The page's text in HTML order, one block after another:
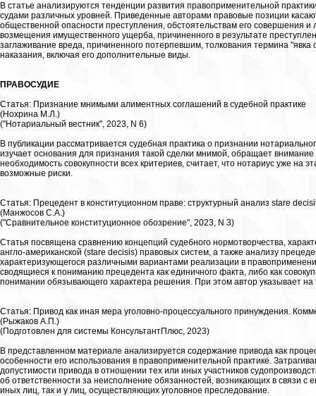
В статье анализируются тенденции развития правоприменительной
судами различных уровней. Приведенные авторами правовые позиции
общественной опасности преступления, обстоятельствам его совершения и
возмещения имущественного ущерба, причиненного в результате
заглаживание вреда, причиненного потерпевшим, толкования термина
наказания, включая его дополнительные виды.
ПРАВОСУДИЕ
Статья: Признание мнимыми алиментных соглашений в судебной практике
(Нохрина М.Л.)
("Нотариальный вестник", 2023, N 6)
В публикации рассматривается судебная практика о признании
изучает основания для признания такой сделки мнимой, обращает
необходимость совокупности всех критериев, считает, что нотариус уже на
возможные риски.
Статья: Прецедент в конституционном праве: структурный анализ stare
(Манжосов С.А.)
("Сравнительное конституционное обозрение", 2023, N 3)
Статья посвящена сравнению концепций судебного нормотворчества,
англо-американской (stare decisis) правовых систем, а также анализу
характеризующегося различными вариантами реализации в
сводящиеся к пониманию прецедента как единичного факта, либо как
понимании обязывающего характера решения. При этом автор указывает на
Статья: Привод как иная мера уголовно-процессуального принуждения.
(Рыжаков А.П.)
(Подготовлен для системы КонсультантПлюс, 2023)
В представленном материале анализируется содержание привода как
особенности его использования в правоприменительной практике.
допустимости привода в отношении тех или иных участников
об ответственности за неисполнение обязанностей, возникающих в связи с
иных лиц, так и у лиц, осуществляющих уголовное преследование.